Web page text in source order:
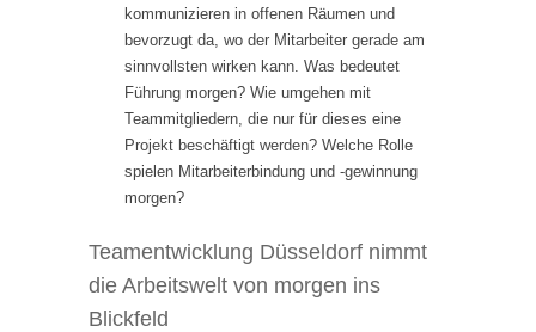
kommunizieren in offenen Räumen und
bevorzugt da, wo der Mitarbeiter gerade am
sinnvollsten wirken kann. Was bedeutet
Führung morgen? Wie umgehen mit
Teammitgliedern, die nur für dieses eine
Projekt beschäftigt werden? Welche Rolle
spielen Mitarbeiterbindung und -gewinnung
morgen?
Teamentwicklung Düsseldorf nimmt
die Arbeitswelt von morgen ins
Blickfeld